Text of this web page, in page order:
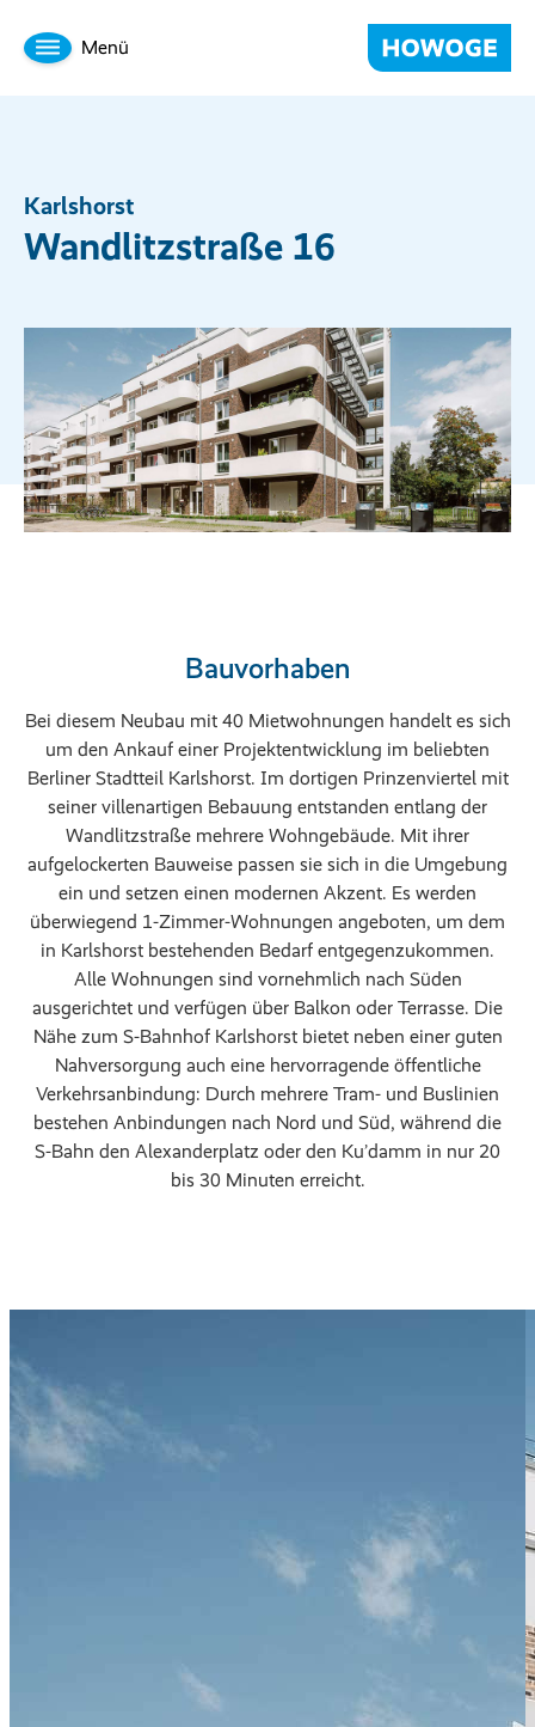
Menü
Karlshorst
Wandlitzstraße 16
Bauvorhaben
Bei diesem Neubau mit 40 Mietwohnungen handelt es sich
um den Ankauf einer Projektentwicklung im beliebten
Berliner Stadtteil Karlshorst. Im dortigen Prinzenviertel mit
seiner villenartigen Bebauung entstanden entlang der
Wandlitzstraße mehrere Wohngebäude. Mit ihrer
aufgelockerten Bauweise passen sie sich in die Umgebung
ein und setzen einen modernen Akzent. Es werden
überwiegend 1-Zimmer-Wohnungen angeboten, um dem
in Karlshorst bestehenden Bedarf entgegenzukommen.
Alle Wohnungen sind vornehmlich nach Süden
ausgerichtet und verfügen über Balkon oder Terrasse. Die
Nähe zum S-Bahnhof Karlshorst bietet neben einer guten
Nahversorgung auch eine hervorragende öffentliche
Verkehrsanbindung: Durch mehrere Tram- und Buslinien
bestehen Anbindungen nach Nord und Süd, während die
S-Bahn den Alexanderplatz oder den Ku’damm in nur 20
bis 30 Minuten erreicht.